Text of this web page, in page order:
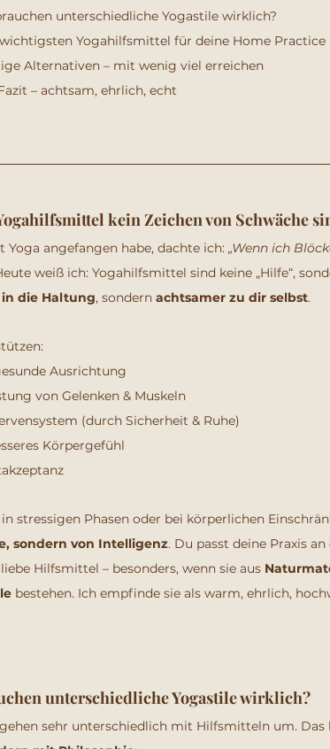
unterschiedliche Yogastile wirklich?
Yogahilfsmittel für deine Home Practice
Alternativen – mit wenig viel erreichen
– achtsam, ehrlich, echt
kein Zeichen von Schwäche
Yoga angefangen habe, dachte ich: „Wenn ich
weiß ich: Yogahilfsmittel sind keine „Hilfe“,
die Haltung, sondern achtsamer zu dir selbst.
Ausrichtung
von Gelenken & Muskeln
(durch Sicherheit & Ruhe)
Körpergefühl
stressigen Phasen oder bei körperlichen
sondern von Intelligenz. Du passt deine Praxis
Hilfsmittel – besonders, wenn sie aus
bestehen. Ich empfinde sie als warm, ehrlich,
unterschiedliche Yogastile wirklich?
sehr unterschiedlich mit Hilfsmitteln um. Das